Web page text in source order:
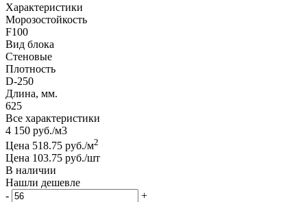
Характеристики
Морозостойкость
F100
Вид блока
Стеновые
Плотность
D-250
Длина, мм.
625
Все характеристики
4 150 руб./м3
Цена 518.75 руб./м2
Цена 103.75 руб./шт
В наличии
Нашли дешевле
-
+